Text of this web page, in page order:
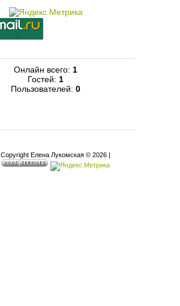
Онлайн всего: 1
Гостей: 1
Пользователей: 0
Copyright Елена Лукомская © 2026 |